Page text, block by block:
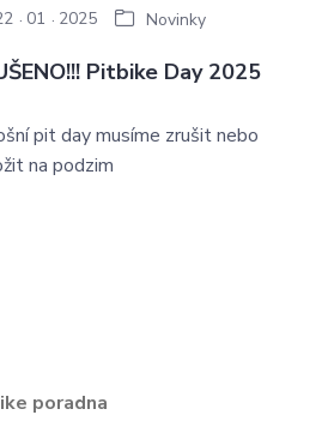
Pitbike Day 2025
01 2025 Novinky
pit day musíme zrušit nebo
na podzim